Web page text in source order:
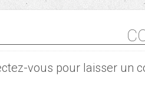
vous pour laisser un